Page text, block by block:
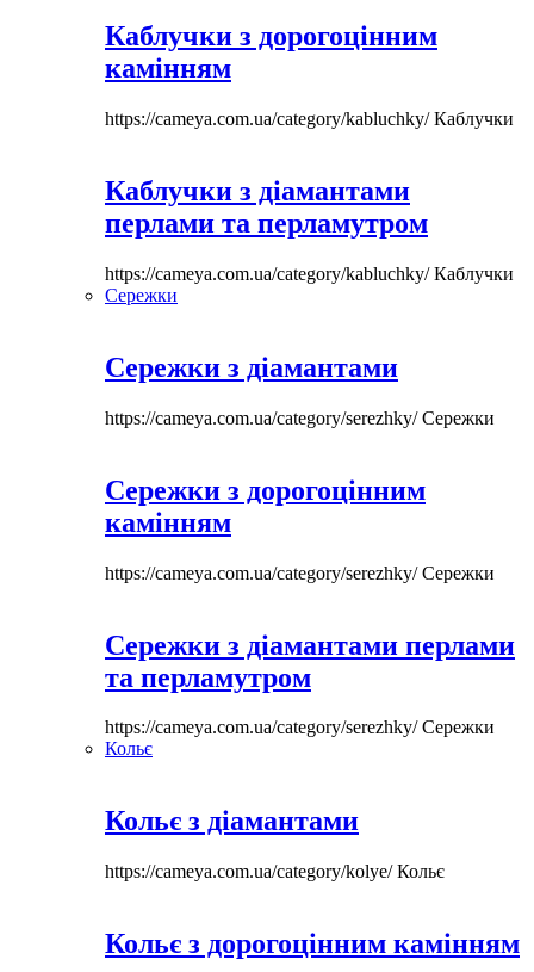
Каблучки з дорогоцінним
камінням
https://cameya.com.ua/category/kabluchky/Каблучки
Каблучки з діамантами
перлами та перламутром
https://cameya.com.ua/category/kabluchky/Каблучки
Сережки
Сережки з діамантами
https://cameya.com.ua/category/serezhky/Сережки
Сережки з дорогоцінним
камінням
https://cameya.com.ua/category/serezhky/Сережки
Сережки з діамантами перлами
та перламутром
https://cameya.com.ua/category/serezhky/Сережки
Кольє
Кольє з діамантами
https://cameya.com.ua/category/kolye/Кольє
Кольє з дорогоцінним камінням